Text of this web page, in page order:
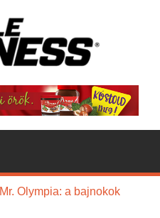
Mr. Olympia: a bajnokok